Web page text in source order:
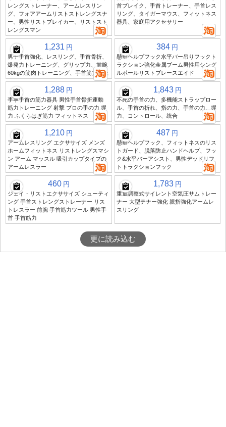
レングストレーナー、アームレスリン
グ、フォアアームリストストレングスナ
ー、男性リストブレイカー、リストスト
レングスマン
首ブレイク、手首トレーナー、手首レス
リング、タイガーマウス、フィットネス
器具、家庭用アクセサリー
1,231 円
男子手首強化、レスリング、手首骨折、
爆発力トレーニング、グリップ力、前腕
60kgの筋肉トレーニング、手首筋力向上
384 円
懸垂ヘルプフック水平バー吊りフックト
ラクション強化金属ブーム男性用シング
ルポールリストブレースエイド
1,288 円
李寧手首の筋力器具 男性手首骨折運動
筋力トレーニング 射撃 プロの手の力 握
力 ふくらはぎ筋力 フィットネス
1,843 円
不死の手首の力、多機能ストラップロー
ル、手首の折れ、指の力、手首の力、握
力、コントロール、統合
1,210 円
アームレスリング エクササイズ メンズ
ホームフィットネス リストレングスマシ
ン アーム マッスル 吸引カップタイプの
アームレスラー
487 円
懸垂ヘルプフック、フィットネスのリス
トガード、脱落防止ハンドヘルプ、フッ
ク&水平バーアシスト、男性デッドリフ
トトラクションフック
460 円
ジェイ・リストエクササイズ シューティ
ング 手首ストレングストレーナー リス
トレスラー 前腕 手首筋力ツール 男性手
首 手首筋力
1,783 円
重量調整式サイレント空気圧サムトレー
ナー 大型テナー強化 親指強化アームレ
スリング
更に読み込む